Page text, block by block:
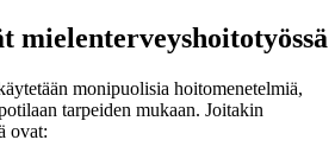
mielenterveyshoitotyössä
monipuolisia hoitomenetelmiä,
tarpeiden mukaan. Joitakin
ovat: